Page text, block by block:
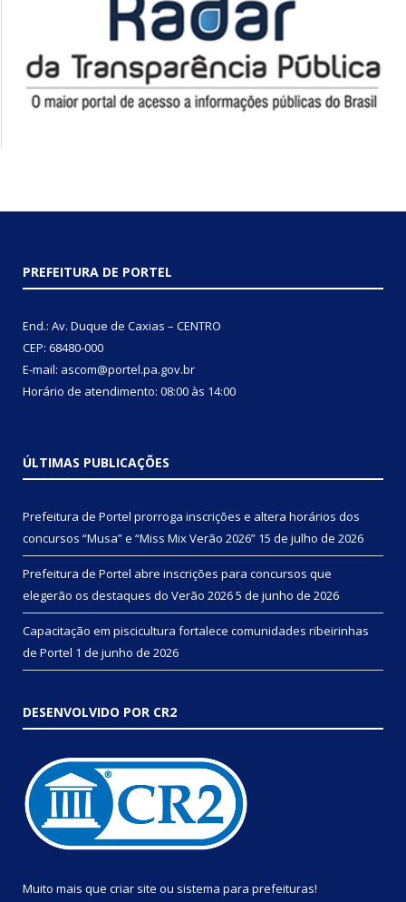
PREFEITURA DE PORTEL
End.: Av. Duque de Caxias – CENTRO
CEP: 68480-000
E-mail: ascom@portel.pa.gov.br
Horário de atendimento: 08:00 às 14:00
ÚLTIMAS PUBLICAÇÕES
Prefeitura de Portel prorroga inscrições e altera horários dos
concursos “Musa” e “Miss Mix Verão 2026” 15 de julho de 2026
Prefeitura de Portel abre inscrições para concursos que
elegerão os destaques do Verão 20265 de junho de 2026
Capacitação em piscicultura fortalece comunidades ribeirinhas
de Portel 1 de junho de 2026
DESENVOLVIDO POR CR2
Muito mais que criar site ou sistema para prefeituras!